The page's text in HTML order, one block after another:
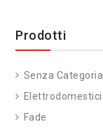
Prodotti
Senza Categoria
Elettrodomestici
Fade